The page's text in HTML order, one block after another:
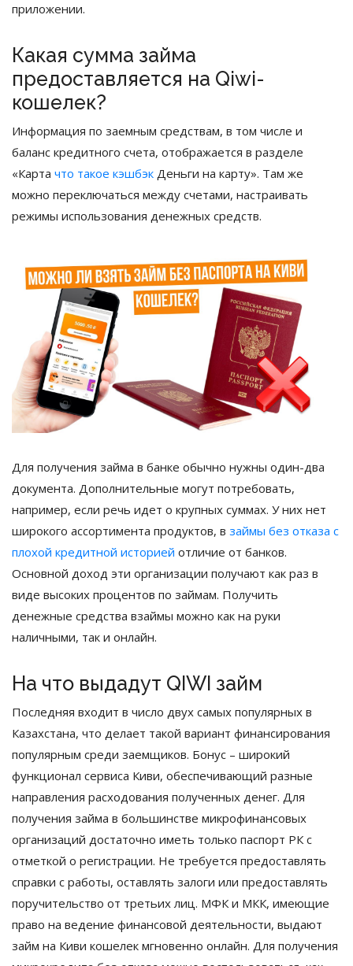
приложении.
Какая сумма займа
предоставляется на Qiwi-
кошелек?
Информация по заемным средствам, в том числе и
баланс кредитного счета, отображается в разделе
«Карта что такое кэшбэк Деньги на карту». Там же
можно переключаться между счетами, настраивать
режимы использования денежных средств.
Для получения займа в банке обычно нужны один-два
документа. Дополнительные могут потребовать,
например, если речь идет о крупных суммах. У них нет
широкого ассортимента продуктов, в займы без отказа с
плохой кредитной историей отличие от банков.
Основной доход эти организации получают как раз в
виде высоких процентов по займам. Получить
денежные средства взаймы можно как на руки
наличными, так и онлайн.
На что выдадут QIWI займ
Последняя входит в число двух самых популярных в
Казахстана, что делает такой вариант финансирования
популярным среди заемщиков. Бонус – широкий
функционал сервиса Киви, обеспечивающий разные
направления расходования полученных денег. Для
получения займа в большинстве микрофинансовых
организаций достаточно иметь только паспорт РК с
отметкой о регистрации. Не требуется предоставлять
справки с работы, оставлять залоги или предоставлять
поручительство от третьих лиц. МФК и МКК, имеющие
право на ведение финансовой деятельности, выдают
займ на Киви кошелек мгновенно онлайн. Для получения